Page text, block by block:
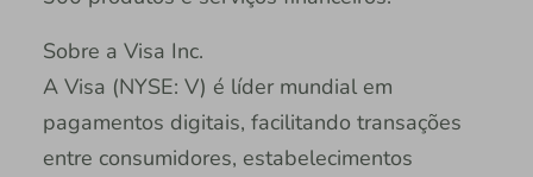
Sobre a Visa Inc.
A Visa (NYSE: V) é líder mundial em
pagamentos digitais, facilitando transações
entre consumidores, estabelecimentos